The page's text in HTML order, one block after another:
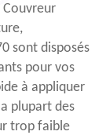
Couvreur
sont disposés
pour vos
à appliquer
plupart des
trop faible